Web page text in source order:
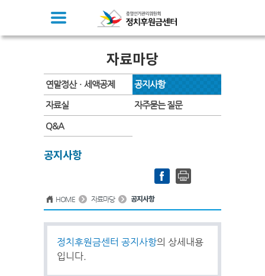
자료마당
연말정산ㆍ세액공제 공지사항
자료실 자주묻는 질문
Q&A
공지사항
HOME 자료마당 공지사항
정치후원금센터 공지사항의 상세내용
입니다.